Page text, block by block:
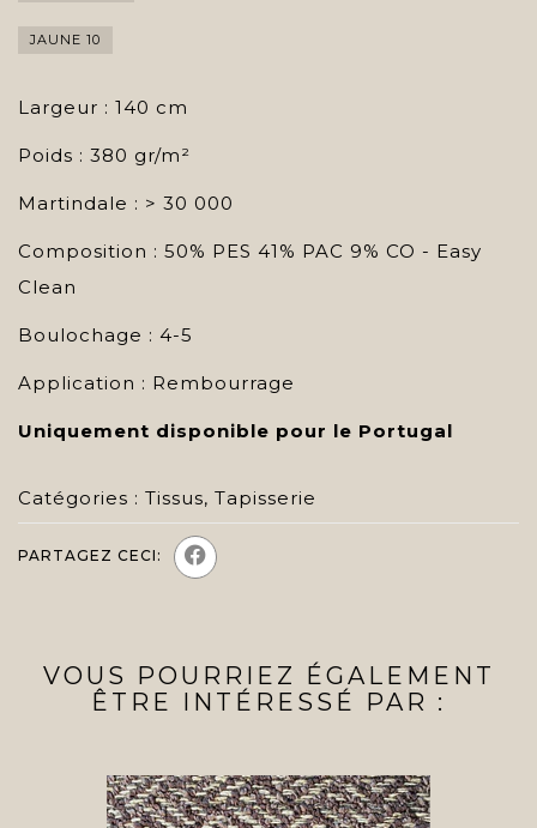
JAUNE 10
Largeur : 140 cm
Poids : 380 gr/m²
Martindale : > 30 000
Composition : 50% PES 41% PAC 9% CO - Easy
Clean
Boulochage : 4-5
Application : Rembourrage
Uniquement disponible pour le Portugal
Catégories : Tissus, Tapisserie
PARTAGEZ CECI:
VOUS POURRIEZ ÉGALEMENT
ÊTRE INTÉRESSÉ PAR :